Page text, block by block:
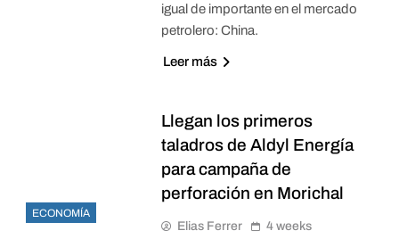
igual de importante en el mercado
petrolero: China.
Leer más
ECONOMÍA
Llegan los primeros
taladros de Aldyl Energía
para campaña de
perforación en Morichal
Elias Ferrer
4 weeks